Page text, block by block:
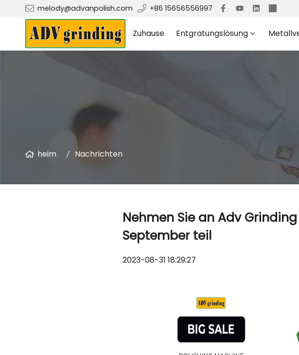
melody@advanpolish.com +86 15656556997
Zuhause Entgratungslösung
heim Nachrichten
Nehmen Sie an Adv
September teil
2023-08-31 18:29:27